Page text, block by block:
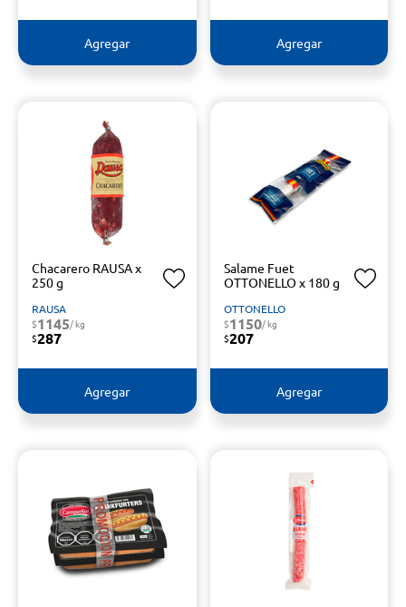
Agregar Agregar
Chacarero RAUSA x
250 g
RAUSA
$1145/ kg
$287
Agregar
Salame Fuet
OTTONELLO x 180 g
OTTONELLO
$1150/ kg
$207
Agregar